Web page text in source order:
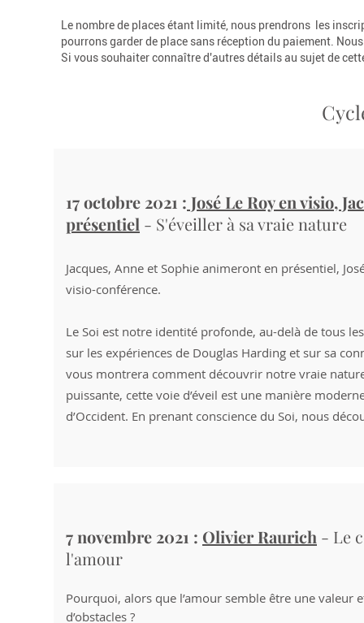
Le nombre de places étant limité, nous prendrons les
pourrons garder de place sans réception du paiement.
Si vous souhaiter connaître d'autres détails au sujet de
17 octobre 2021 : José Le Roy en visio,
présentiel - S'éveiller à sa vraie nature
Jacques, Anne et Sophie animeront en présentiel,
visio-conférence.
Le Soi est notre identité profonde, au-delà de tous
sur les expériences de Douglas Harding et sur sa
vous montrera comment découvrir notre vraie
puissante, cette voie d’éveil est une manière
d’Occident. En prenant conscience du Soi, nous
7 novembre 2021 : Olivier Raurich - Le
l'amour
Pourquoi, alors que l’amour semble être une
d’obstacles ?